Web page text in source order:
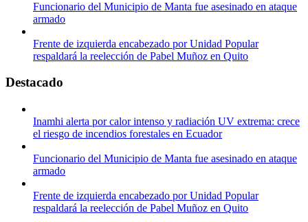
Funcionario del Municipio de Manta fue asesinado en ataque
armado
Frente de izquierda encabezado por Unidad Popular
respaldará la reelección de Pabel Muñoz en Quito
Destacado
Inamhi alerta por calor intenso y radiación UV extrema: crece
el riesgo de incendios forestales en Ecuador
Funcionario del Municipio de Manta fue asesinado en ataque
armado
Frente de izquierda encabezado por Unidad Popular
respaldará la reelección de Pabel Muñoz en Quito